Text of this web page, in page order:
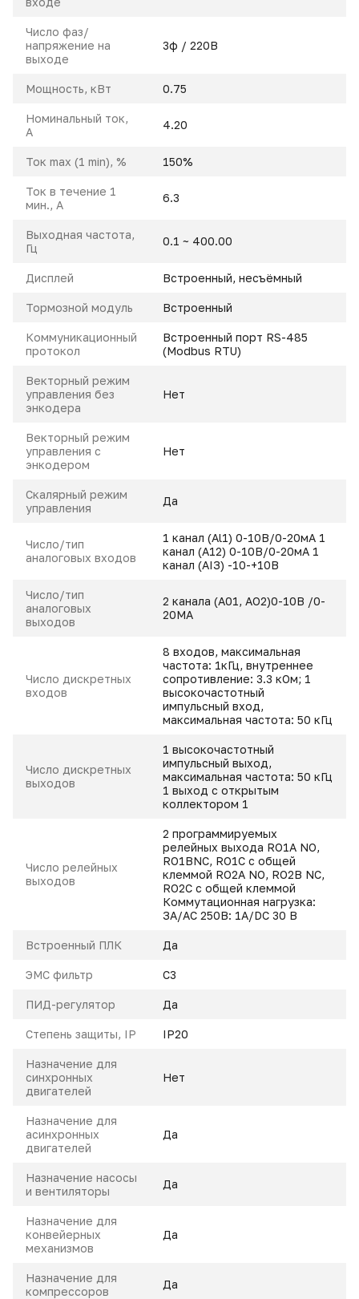
Число фаз/
напряжение на
выходе
3ф / 220В
Мощность, кВт 0.75
Номинальный ток,
A
4.20
Ток max (1 min), % 150%
Ток в течение 1
мин., А
6.3
Выходная частота,
Гц
0.1 ~ 400.00
Дисплей Встроенный, несъёмный
Тормозной модуль Встроенный
Коммуникационный
протокол
Встроенный порт RS-485
(Modbus RTU)
Векторный режим
управления без
энкодера
Нет
Векторный режим
управления с
энкодером
Нет
Скалярный режим
управления
Да
Число/тип
аналоговых входов
1 канал (Аl1) 0-10В/0-20мА 1
канал (А12) 0-10В/0-20мА 1
канал (АІЗ) -10-+10В
Число/тип
аналоговых
выходов
2 канала (А01, AO2)0-10B /0-
20MA
Число дискретных
входов
8 входов, максимальная
частота: 1кГц, внутреннее
сопротивление: 3.3 кОм; 1
высокочастотный
импульсный вход,
максимальная частота: 50 кГц
Число дискретных
выходов
1 высокочастотный
импульсный выход,
максимальная частота: 50 кГц
1 выход с открытым
коллектором Ү1
Число релейных
выходов
2 программируемых
релейных выхода RO1A NO,
RO1BNC, RO1C с общей
клеммой RO2A NO, RO2B NC,
RO2C с общей клеммой
Коммутационная нагрузка:
ЗА/АC 250B: 1A/DC 30 В
Встроенный ПЛК Да
ЭМС фильтр С3
ПИД-регулятор Да
Степень защиты, IP IP20
Назначение для
синхронных
двигателей
Нет
Назначение для
асинхронных
двигателей
Да
Назначение насосы
и вентиляторы
Да
Назначение для
конвейерных
механизмов
Да
Назначение для
компрессоров
Да